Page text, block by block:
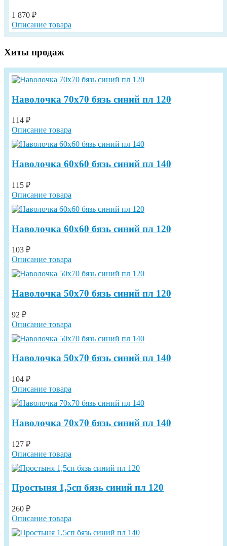
1 870 ₽
Описание товара
Хиты продаж
Наволочка 70х70 бязь синий пл 120
114 ₽
Описание товара
Наволочка 60х60 бязь синий пл 140
115 ₽
Описание товара
Наволочка 60х60 бязь синий пл 120
103 ₽
Описание товара
Наволочка 50х70 бязь синий пл 120
92 ₽
Описание товара
Наволочка 50х70 бязь синий пл 140
104 ₽
Описание товара
Наволочка 70х70 бязь синий пл 140
127 ₽
Описание товара
Простыня 1,5сп бязь синий пл 120
260 ₽
Описание товара